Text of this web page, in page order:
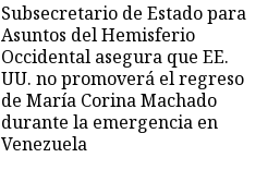
Subsecretario de Estado para
Asuntos del Hemisferio
Occidental asegura que EE.
UU. no promoverá el regreso
de María Corina Machado
durante la emergencia en
Venezuela